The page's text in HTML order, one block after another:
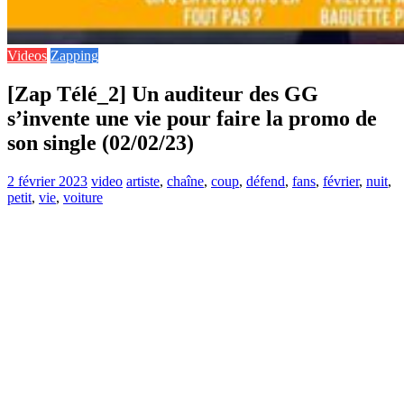
Videos Zapping
[Zap Télé_2] Un auditeur des GG
s’invente une vie pour faire la promo de
son single (02/02/23)
2 février 2023 video artiste, chaîne, coup, défend, fans, février, nuit,
petit, vie, voiture